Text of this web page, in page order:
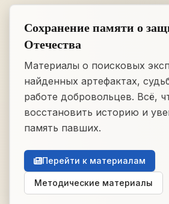
Сохранение памяти о
Отечества
Материалы о поисковых
найденных артефактах,
работе добровольцев. Всё,
восстановить историю и
память павших.
Перейти к материалам
Методические материалы